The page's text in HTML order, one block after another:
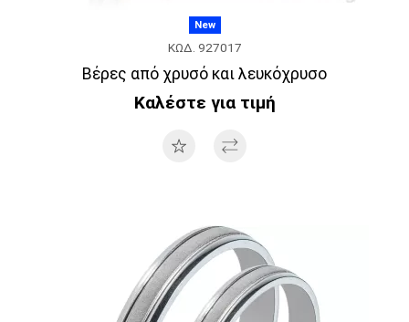
New
ΚΩΔ. 927017
Βέρες από χρυσό και λευκόχρυσο
Καλέστε για τιμή